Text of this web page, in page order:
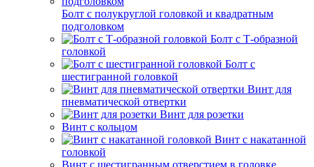
Болт с полукруглой головкой и квадратным
подголовком
Болт с Т-образной
головкой
Болт с
шестигранной головкой
Винт для
пневматической отвертки
Винт для розетки
Винт с кольцом
Винт с накатанной
головкой
Винт с шестигранным отверстием в головке